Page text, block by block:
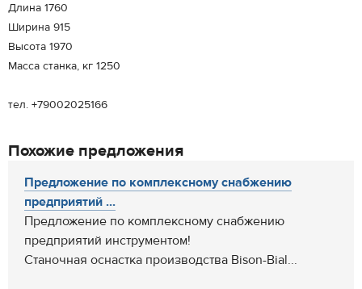
Длина 1760
Ширина 915
Высота 1970
Масса станка, кг 1250
тел. +79002025166
Похожие предложения
Предложение по комплексному снабжению
предприятий ...
Предложение по комплексному снабжению
предприятий инструментом!
Станочная оснастка производства Bison-Bial...